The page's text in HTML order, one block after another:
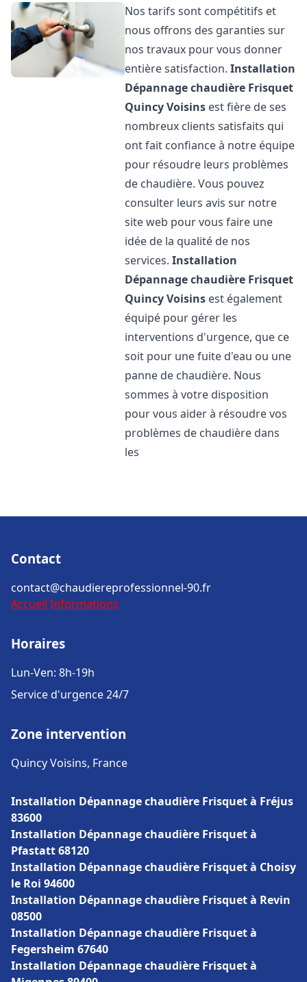
Nos tarifs sont compétitifs et
nous offrons des garanties sur
nos travaux pour vous donner
entière satisfaction.Installation
Dépannage chaudière Frisquet
Quincy Voisins est fière de ses
nombreux clients satisfaits qui
ont fait confiance à notre équipe
pour résoudre leurs problèmes
de chaudière. Vous pouvez
consulter leurs avis sur notre
site web pour vous faire une
idée de la qualité de nos
services.Installation
Dépannage chaudière Frisquet
Quincy Voisins est également
équipé pour gérer les
interventions d'urgence, que ce
soit pour une fuite d'eau ou une
panne de chaudière. Nous
sommes à votre disposition
pour vous aider à résoudre vos
problèmes de chaudière dans
les
Contact
contact@chaudiereprofessionnel-90.fr
Accueil Informations
Horaires
Lun-Ven: 8h-19h
Service d'urgence 24/7
Zone intervention
Quincy Voisins, France
Installation Dépannage chaudière Frisquet à Fréjus
83600
Installation Dépannage chaudière Frisquet à
Pfastatt 68120
Installation Dépannage chaudière Frisquet à Choisy
le Roi 94600
Installation Dépannage chaudière Frisquet à Revin
08500
Installation Dépannage chaudière Frisquet à
Fegersheim 67640
Installation Dépannage chaudière Frisquet à